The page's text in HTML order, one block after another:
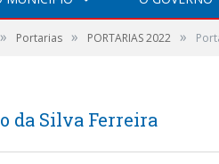
» Portarias » PORTARIAS 2022 »
da Silva Ferreira